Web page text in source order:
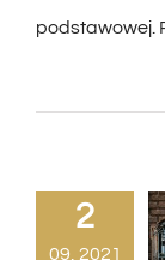
podstawowej.
2
09, 2021